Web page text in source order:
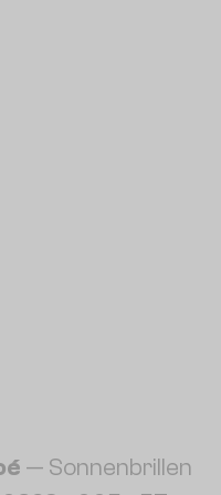
— Sonnenbrillen